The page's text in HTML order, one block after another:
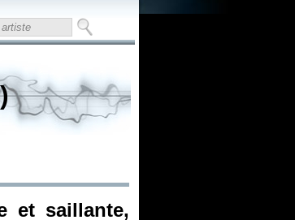
et saillante,